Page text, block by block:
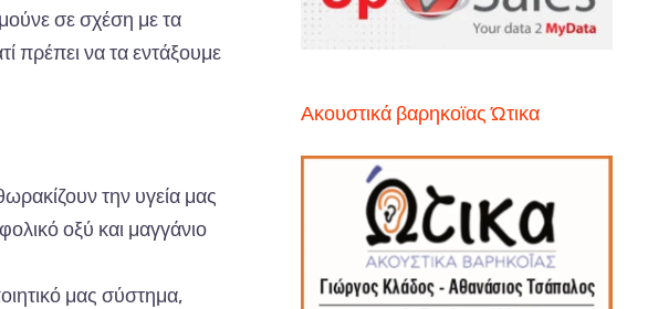
σε σχέση με τα
πρέπει να τα εντάξουμε
την υγεία μας
οξύ και μαγγάνιο
μας σύστημα,
Ακουστικά βαρηκοϊας Ώτικα